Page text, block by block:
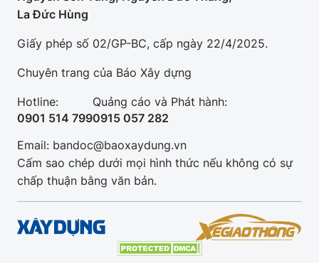
La Đức Hùng
Giấy phép số 02/GP-BC, cấp ngày 22/4/2025.
Chuyên trang của Báo Xây dựng
Hotline:
0901 514 799
Quảng cáo và Phát hành:
0915 057 282
Email: bandoc@baoxaydung.vn
Cấm sao chép dưới mọi hình thức nếu không có sự
chấp thuận bằng văn bản.